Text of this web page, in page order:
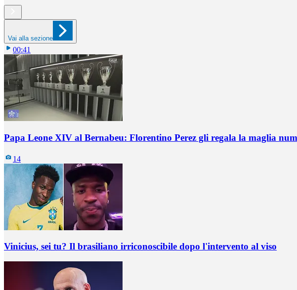
Vai alla sezione
00:41
Papa Leone XIV al Bernabeu: Florentino Perez gli regala la maglia
14
Vinicius, sei tu? Il brasiliano irriconoscibile dopo l'intervento al viso